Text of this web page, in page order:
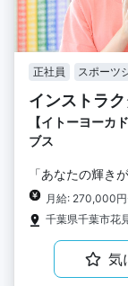
正社員 スポーツ
インストラ
【イトーヨーカ
ブス
「あなたの輝き
月給: 270,000
気